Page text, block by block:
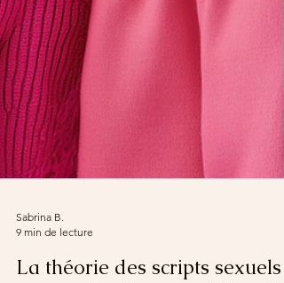
9 min de lecture